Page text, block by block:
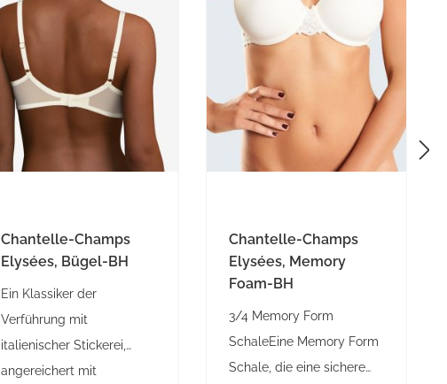
Chantelle-Champs
Elysées, Bügel-BH
Ein Klassiker der
Verführung mit
italienischer Stickerei,
angereichert mit
Chantelle-Champs
Elysées, Memory
Foam-BH
3/4 Memory Form
SchaleEine Memory Form
Schale, die eine sichere